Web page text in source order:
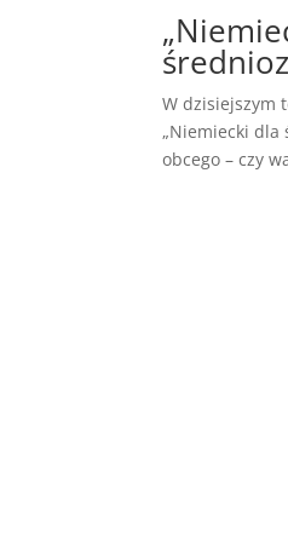
W dzisiejszym
„Niemiecki dla
obcego – czy